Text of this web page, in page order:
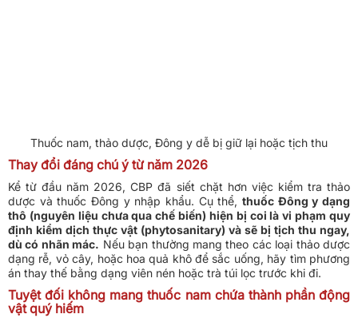
Thuốc nam, thảo dược, Đông y dễ bị giữ lại hoặc tịch thu
Thay đổi đáng chú ý từ năm 2026
Kể từ đầu năm 2026, CBP đã siết chặt hơn việc kiểm tra thảo
dược và thuốc Đông y nhập khẩu. Cụ thể, thuốc Đông y dạng
thô (nguyên liệu chưa qua chế biến) hiện bị coi là vi phạm quy
định kiểm dịch thực vật (phytosanitary) và sẽ bị tịch thu ngay,
dù có nhãn mác. Nếu bạn thường mang theo các loại thảo dược
dạng rễ, vỏ cây, hoặc hoa quả khô để sắc uống, hãy tìm phương
án thay thế bằng dạng viên nén hoặc trà túi lọc trước khi đi.
Tuyệt đối không mang thuốc nam chứa thành phần động
vật quý hiếm